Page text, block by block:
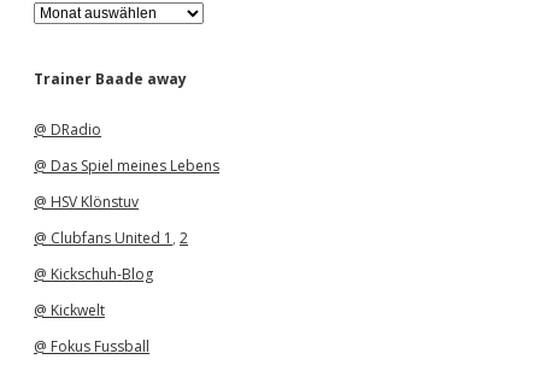
A
r
h
Trainer Baade away
@ DRadio
@ Das Spiel meines Lebens
@ HSV Klönstuv
@ Clubfans United 1 , 2
@ Kickschuh-Blog
@ Kickwelt
@ Fokus Fussball